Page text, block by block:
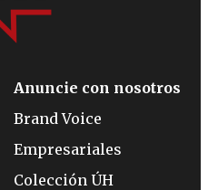
Anuncie con nosotros
Brand Voice
Empresariales
Colección ÚH